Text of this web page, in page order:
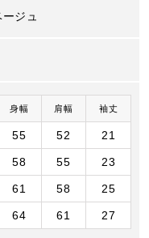
ジュ
身幅 肩幅 袖丈
55 52 21
58 55 23
61 58 25
64 61 27